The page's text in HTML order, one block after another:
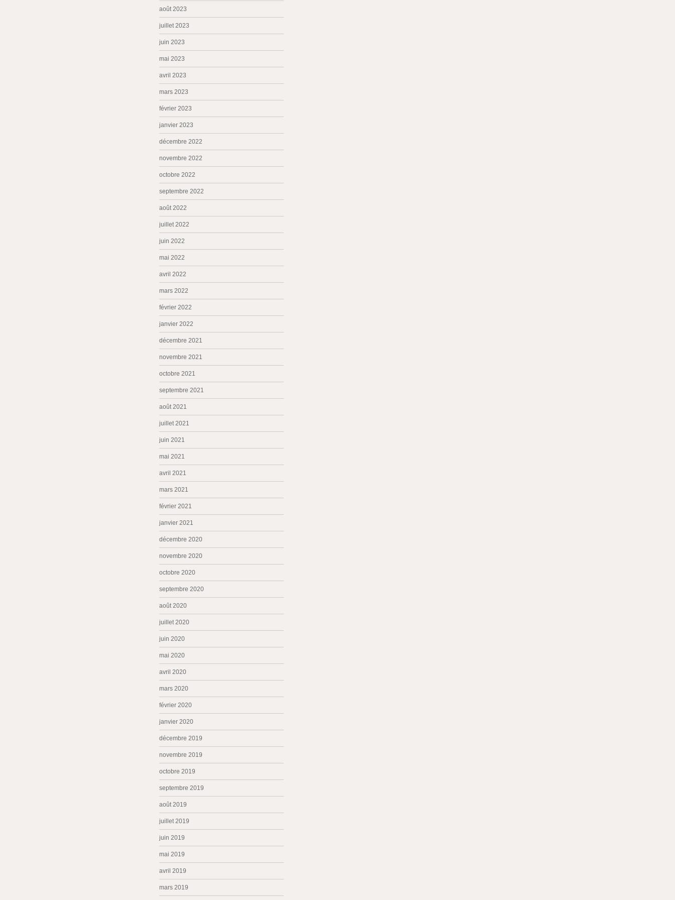
août 2023
juillet 2023
juin 2023
mai 2023
avril 2023
mars 2023
février 2023
janvier 2023
décembre 2022
novembre 2022
octobre 2022
septembre 2022
août 2022
juillet 2022
juin 2022
mai 2022
avril 2022
mars 2022
février 2022
janvier 2022
décembre 2021
novembre 2021
octobre 2021
septembre 2021
août 2021
juillet 2021
juin 2021
mai 2021
avril 2021
mars 2021
février 2021
janvier 2021
décembre 2020
novembre 2020
octobre 2020
septembre 2020
août 2020
juillet 2020
juin 2020
mai 2020
avril 2020
mars 2020
février 2020
janvier 2020
décembre 2019
novembre 2019
octobre 2019
septembre 2019
août 2019
juillet 2019
juin 2019
mai 2019
avril 2019
mars 2019